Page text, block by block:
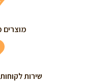
מוצרים
שירות